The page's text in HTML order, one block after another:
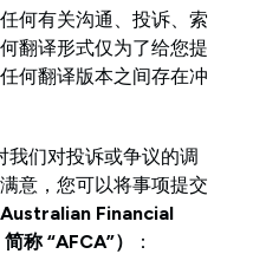
何有关沟通、投诉、索
翻译形式仅为了给您提
何翻译版本之间存在冲
我们对投诉或争议的调
意，您可以将事项提交
Financial
称 “AFCA”）
：